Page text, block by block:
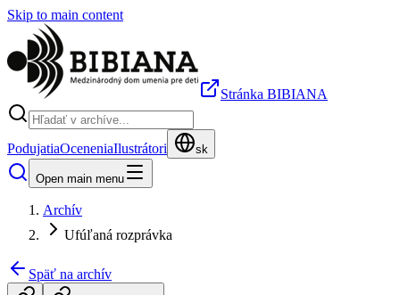
Skip to main content
Stránka BIBIANA
PodujatiaOceneniaIlustrátori sk
Open main menu
Archív
Ufúľaná rozprávka
Späť na archív